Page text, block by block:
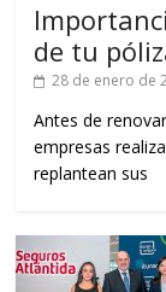
de tu
28 de enero de
Antes de
empresas
replantean sus